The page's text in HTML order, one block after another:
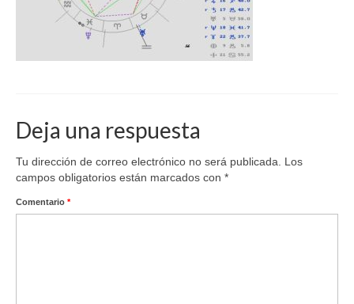
Deja una respuesta
Tu dirección de correo electrónico no será publicada.
Los
campos obligatorios están marcados con *
Comentario *